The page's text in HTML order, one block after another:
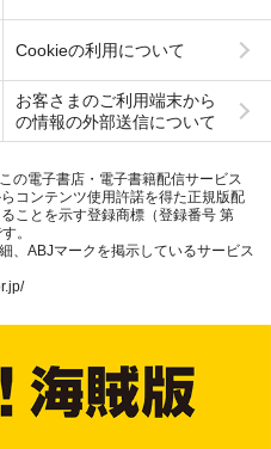
Cookieの利用について
お客さまのご利用端末から
の情報の外部送信について
の電子書店・電子書籍配信サービス
コンテンツ使用許諾を得た正規版配
ことを示す登録商標（登録番号 第
。
、ABJマークを掲示しているサービス